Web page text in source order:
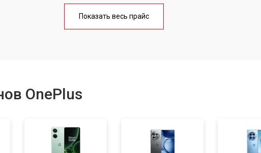
от 70 мин
от 80 мин от 2700 ₽
Показать весь прайс
OnePlus